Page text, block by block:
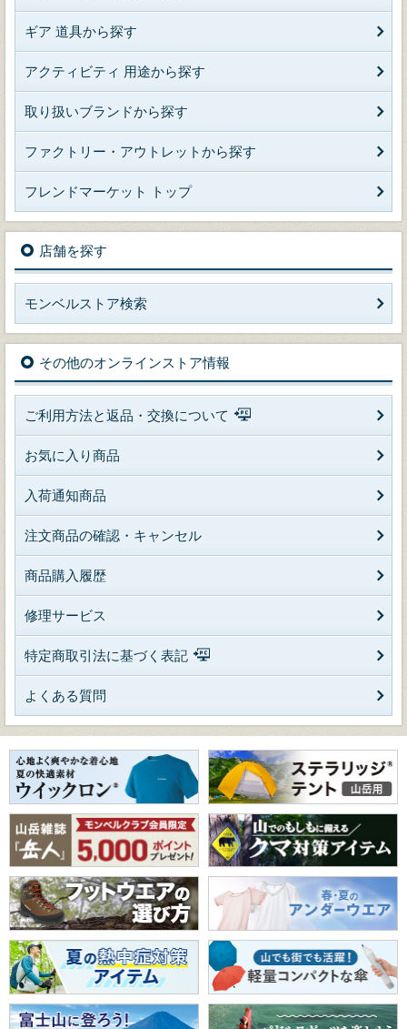
ギア 道具から探す
アクティビティ 用途から探す
取り扱いブランドから探す
ファクトリー・アウトレットから探す
フレンドマーケット トップ
店舗を探す
モンベルストア検索
その他のオンラインストア情報
ご利用方法と返品・交換について
お気に入り商品
入荷通知商品
注文商品の確認・キャンセル
商品購入履歴
修理サービス
特定商取引法に基づく表記
よくある質問